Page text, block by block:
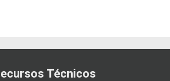
Técnicos